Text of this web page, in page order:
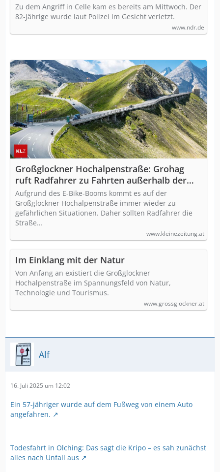
Zu dem Angriff in Celle kam es bereits am Mittwoch. Der
82-Jährige wurde laut Polizei im Gesicht verletzt.
www.ndr.de
Großglockner Hochalpenstraße: Grohag
ruft Radfahrer zu Fahrten außerhalb der
Hauptverkehrszeiten auf
Aufgrund des E-Bike-Booms kommt es auf der
Großglockner Hochalpenstraße immer wieder zu
gefährlichen Situationen. Daher sollten Radfahrer die
Straße…
www.kleinezeitung.at
Im Einklang mit der Natur
Von Anfang an existiert die Großglockner
Hochalpenstraße im Spannungsfeld von Natur,
Technologie und Tourismus.
www.grossglockner.at
Alf
16. Juli 2025 um 12:02
Ein 57-jähriger wurde auf dem Fußweg von einem Auto
angefahren.
Todesfahrt in Olching: Das sagt die Kripo – es sah zunächst
alles nach Unfall aus